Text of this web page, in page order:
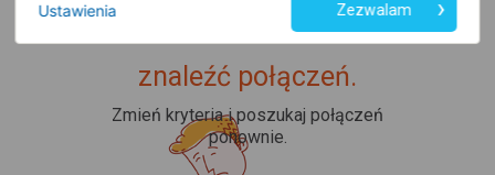
Upss... Nie udało nam się
znaleźć połączeń.
Zmień kryteria i poszukaj połączeń
ponownie.
Ustawienia Zezwalam